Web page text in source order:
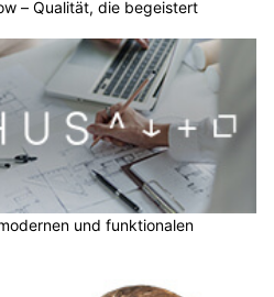
– Qualität, die begeistert
und funktionalen